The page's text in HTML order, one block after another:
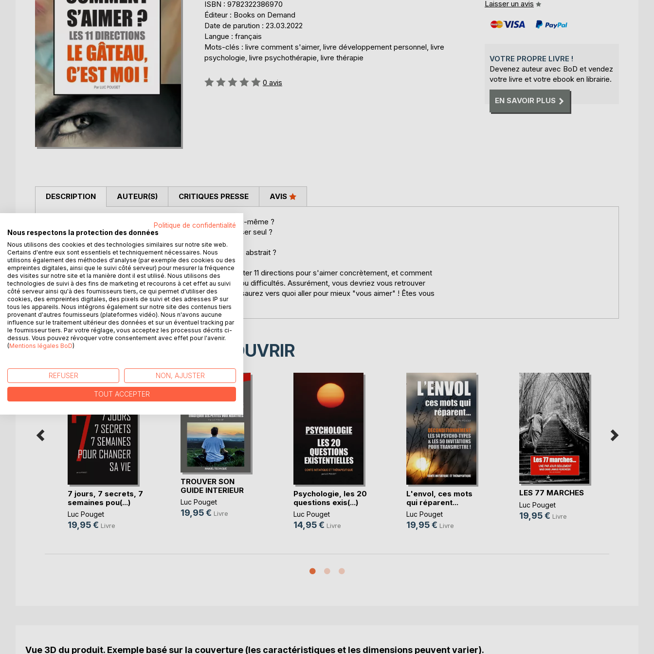
ISBN : 9782322386970
Éditeur : Books on Demand
Date de parution : 23.03.2022
Langue : français
Mots-clés : livre comment s'aimer, livre développement personnel, livre
psychologie, livre psychothérapie, livre thérapie
Évaluation:
0 avis
Laisser un avis
VOTRE PROPRE LIVRE !
Devenez auteur avec BoD et vendez
votre livre et votre ebook en librairie.
EN SAVOIR PLUS
DESCRIPTION
Comment s'aimer, si l'on n'est pas capable de s'aimer soi-même ?
Comment danser à deux si l'on n'est pas capable de danser seul ?
COMMENT S'AIMER ? Que se cache t-il derrière ce mots abstrait ?
Ce sera l'objectif de ce livre qui va tenter de vous présenter 11 directions pour s'aimer concrètement, et comment
dix femmes et hommes ont abordé et résolu leurs freins ou difficultés. Assurément, vous devriez vous retrouver
dans un de ces profils, alors un trésor vous attend : vous saurez vers quoi aller pour mieux "vous aimer" ! Êtes vous
le Gâteau ?
AUTEUR(S) CRITIQUES PRESSE AVIS
D’AUTRES TITRES À DÉCOUVRIR
7 jours, 7 secrets, 7
semaines pou(...)
Luc Pouget
19,95 € Livre
TROUVER SON
GUIDE INTERIEUR
Luc Pouget
19,95 € Livre
Psychologie, les 20
questions exis(...)
Luc Pouget
14,95 € Livre
L'envol, ces mots
qui réparent...
Luc Pouget
19,95 € Livre
LES 77 MARCHES
Luc Pouget
19,95 € Livre
Vue 3D du produit. Exemple basé sur la couverture (les caractéristiques et les dimensions peuvent varier).
Politique de confidentialité
Nous respectons la protection des données
Nous utilisons des cookies et des technologies similaires sur notre site web.
Certains d'entre eux sont essentiels et techniquement nécessaires. Nous
utilisons également des méthodes d'analyse (par exemple des cookies ou des
empreintes digitales, ainsi que le suivi côté serveur) pour mesurer la fréquence
des visites sur notre site et la manière dont il est utilisé. Nous utilisons des
technologies de suivi à des fins de marketing et recourons à cet effet au suivi
côté serveur ainsi qu'à des fournisseurs tiers, ce qui permet d'utiliser des
cookies, des empreintes digitales, des pixels de suivi et des adresses IP sur
tous les appareils. Nous intégrons également sur notre site des contenus tiers
provenant d'autres fournisseurs (plateformes vidéo). Nous n'avons aucune
influence sur le traitement ultérieur des données et sur un éventuel tracking par
le fournisseur tiers. Par votre réglage, vous acceptez les processus décrits ci-
dessus. Vous pouvez révoquer votre consentement avec effet pour l'avenir.
(Mentions légales BoD)
REFUSER NON, AJUSTER
TOUT ACCEPTER